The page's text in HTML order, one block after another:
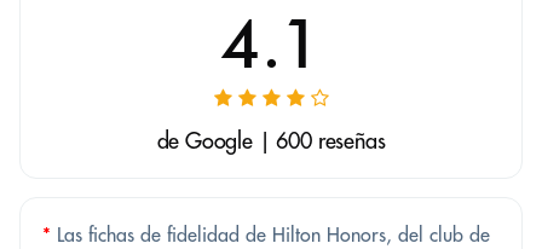
4.1
de Google | 600 reseñas
* Las fichas de fidelidad de Hilton Honors, del club de